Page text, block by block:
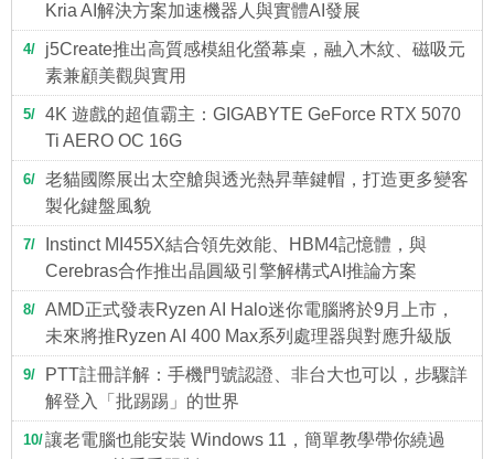
Kria AI解決方案加速機器人與實體AI發展
4
j5Create推出高質感模組化螢幕桌，融入木紋、磁吸元
素兼顧美觀與實用
5
4K 遊戲的超值霸主：GIGABYTE GeForce RTX 5070
Ti AERO OC 16G
6
老貓國際展出太空艙與透光熱昇華鍵帽，打造更多變客
製化鍵盤風貌
7
Instinct MI455X結合領先效能、HBM4記憶體，與
Cerebras合作推出晶圓級引擎解構式AI推論方案
8
AMD正式發表Ryzen AI Halo迷你電腦將於9月上市，
未來將推Ryzen AI 400 Max系列處理器與對應升級版
9
PTT註冊詳解：手機門號認證、非台大也可以，步驟詳
解登入「批踢踢」的世界
10 讓老電腦也能安裝 Windows 11，簡單教學帶你繞過